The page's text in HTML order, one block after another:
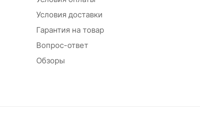
Условия доставки
Гарантия на товар
Вопрос-ответ
Обзоры